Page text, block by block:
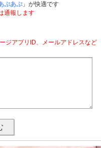
ぷあぷ 」が快適です
通報します
ジアプリID、メールアドレスなど